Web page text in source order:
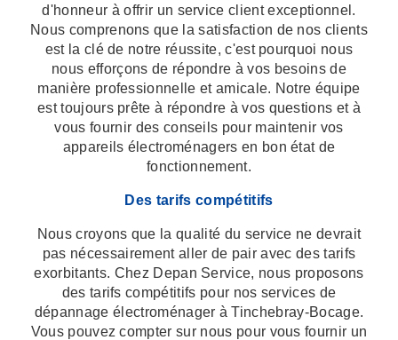
d'honneur à offrir un service client exceptionnel.
Nous comprenons que la satisfaction de nos clients
est la clé de notre réussite, c'est pourquoi nous
nous efforçons de répondre à vos besoins de
manière professionnelle et amicale. Notre équipe
est toujours prête à répondre à vos questions et à
vous fournir des conseils pour maintenir vos
appareils électroménagers en bon état de
fonctionnement.
Des tarifs compétitifs
Nous croyons que la qualité du service ne devrait
pas nécessairement aller de pair avec des tarifs
exorbitants. Chez Depan Service, nous proposons
des tarifs compétitifs pour nos services de
dépannage électroménager à Tinchebray-Bocage.
Vous pouvez compter sur nous pour vous fournir un